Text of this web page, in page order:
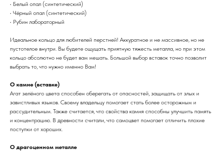
• Белый опал (синтетический)
• Чёрный опал (синтетический)
• Рубин лабораторный
Идеальное кольцо для любителей перстней! Аккуратное и не массивное, но не
пустотелое внутри. Вы будете ощущать приятную тяжесть металла, но при этом
кольцо абсолютно не будет вам мешать. Большой выбор вставок точно позволит
выбрать то, что нужно именно Вам!
О камне (вставке)
Агат зелёного цвета способен оберегать от опасностей, защищать от злых и
завистливых языков. Своему владельцу помогает стать более осторожным и
рассудительным. Также считается, что свойства камня способны улучшить память
и концентрацию. В древности считали, что самоцвет помогает отличить плохие
поступки от хороших.
О драгоценном металле